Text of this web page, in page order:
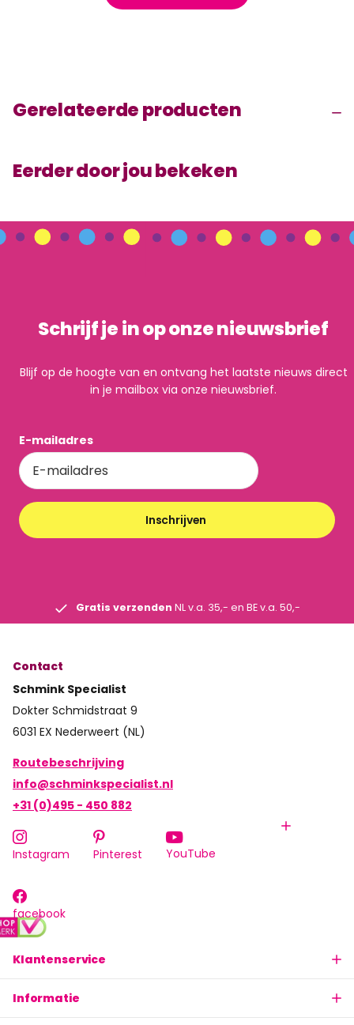
Gerelateerde producten
Eerder door jou bekeken
Schrijf je in op onze nieuwsbrief
Blijf op de hoogte van en ontvang het laatste nieuws direct
in je mailbox via onze nieuwsbrief.
E-mailadres
Inschrijven
Gratis verzenden NL v.a. 35,- en BE v.a. 50,-
Klantenservice
Informatie
Contact
Schmink Specialist
Dokter Schmidstraat 9
6031 EX Nederweert (NL)
Routebeschrijving
info@schminkspecialist.nl
+31 (0)495 - 450 882
Instagram Pinterest YouTube
facebook